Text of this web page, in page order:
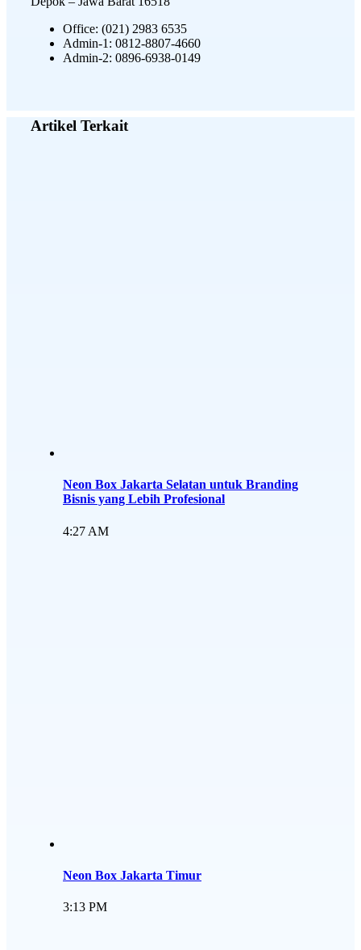
Office: (021) 2983 6535
Admin-1: 0812-8807-4660
Admin-2: 0896-6938-0149
Artikel Terkait
Neon Box Jakarta Selatan untuk Branding
Bisnis yang Lebih Profesional
4:27 AM
Neon Box Jakarta Timur
3:13 PM